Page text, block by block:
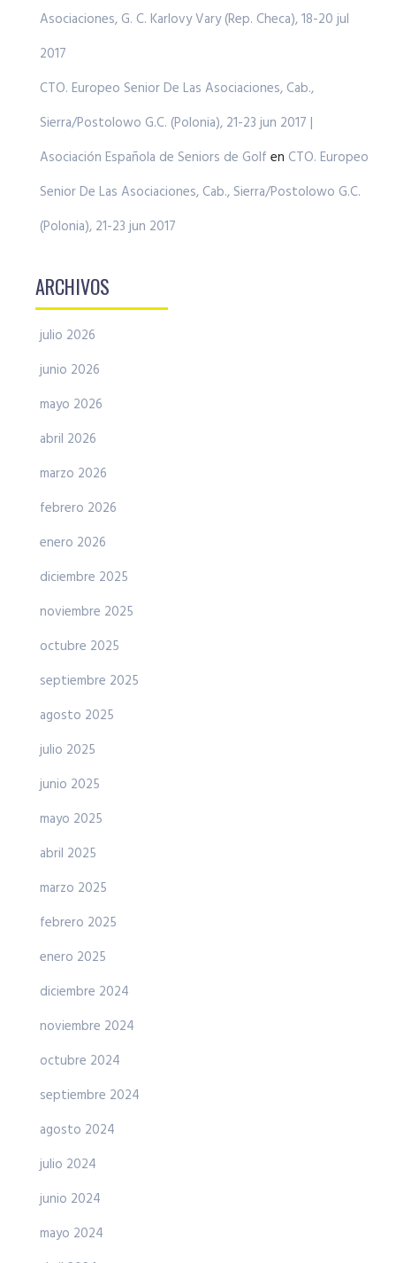
Asociaciones, G. C. Karlovy Vary (Rep. Checa), 18-20 jul
2017
CTO. Europeo Senior De Las Asociaciones, Cab.,
Sierra/Postolowo G.C. (Polonia), 21-23 jun 2017 |
Asociación Española de Seniors de Golf en CTO. Europeo
Senior De Las Asociaciones, Cab., Sierra/Postolowo G.C.
(Polonia), 21-23 jun 2017
ARCHIVOS
julio 2026
junio 2026
mayo 2026
abril 2026
marzo 2026
febrero 2026
enero 2026
diciembre 2025
noviembre 2025
octubre 2025
septiembre 2025
agosto 2025
julio 2025
junio 2025
mayo 2025
abril 2025
marzo 2025
febrero 2025
enero 2025
diciembre 2024
noviembre 2024
octubre 2024
septiembre 2024
agosto 2024
julio 2024
junio 2024
mayo 2024